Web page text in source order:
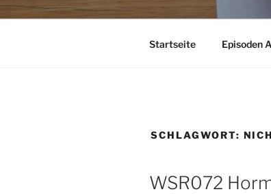
Startseite Episoden
SCHLAGWORT:
WSR072